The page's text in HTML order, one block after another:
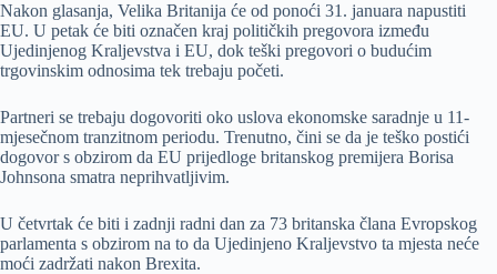
Nakon glasanja, Velika Britanija će od ponoći 31. januara napustiti
EU. U petak će biti označen kraj političkih pregovora između
Ujedinjenog Kraljevstva i EU, dok teški pregovori o budućim
trgovinskim odnosima tek trebaju početi.
Partneri se trebaju dogovoriti oko uslova ekonomske saradnje u 11-
mjesečnom tranzitnom periodu. Trenutno, čini se da je teško postići
dogovor s obzirom da EU prijedloge britanskog premijera Borisa
Johnsona smatra neprihvatljivim.
U četvrtak će biti i zadnji radni dan za 73 britanska člana Evropskog
parlamenta s obzirom na to da Ujedinjeno Kraljevstvo ta mjesta neće
moći zadržati nakon Brexita.